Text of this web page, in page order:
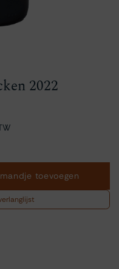
2022
toevoegen